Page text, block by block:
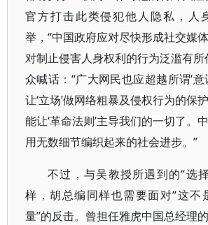
官方打击此类侵犯他人隐私，人
举，“中国政府应对尽快形成社交媒
对制止侵害人身权利的行为泛滥有所
众喊话：“广大网民也应超越所谓‘意
让‘立场’做网络粗暴及侵权行为的保
能让‘革命法则’主导我们的一切了。
用无数细节编织起来的社会进步。”
不过，与吴教授所遇到的“选
样，胡总编同样也需要面对“这不
量”的反击。曾担任雅虎中国总经理